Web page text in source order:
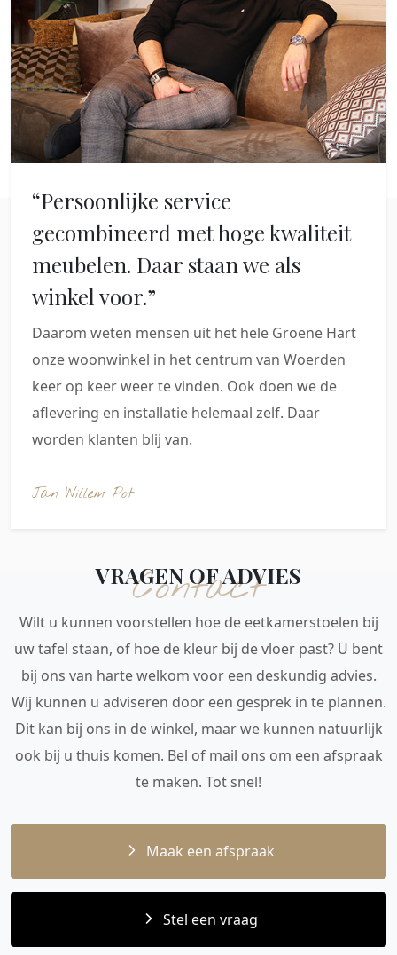
“Persoonlijke service
gecombineerd met hoge kwaliteit
meubelen. Daar staan we als
winkel voor.”
Daarom weten mensen uit het hele Groene Hart
onze woonwinkel in het centrum van Woerden
keer op keer weer te vinden. Ook doen we de
aflevering en installatie helemaal zelf. Daar
worden klanten blij van.
Jan Willem Pot
Contact
VRAGEN OF ADVIES
Wilt u kunnen voorstellen hoe de eetkamerstoelen bij
uw tafel staan, of hoe de kleur bij de vloer past? U bent
bij ons van harte welkom voor een deskundig advies.
Wij kunnen u adviseren door een gesprek in te plannen.
Dit kan bij ons in de winkel, maar we kunnen natuurlijk
ook bij u thuis komen. Bel of mail ons om een afspraak
te maken. Tot snel!
Maak een afspraak
Stel een vraag